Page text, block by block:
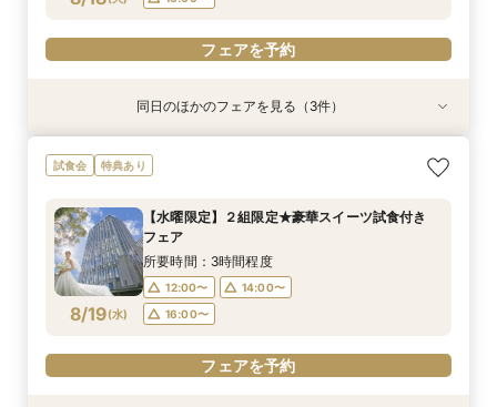
フェアを予約
特典あり
8/18(火)
【和婚希望のお2人へ】出雲の神様祀る神殿見学
＆和装体験
12:00〜
16:00〜
フェアを予約
特典あり
8/18(火)
【マタニティ＆ファミリー婚限定】挙式前後の2
泊宿泊特典付き
12:00〜
16:00〜
フェアを予約
特典あり
8/18(火)
【6名～40名＊少人数婚】少人数専用プラン×な
んでも相談フェア
12:00〜
16:00〜
フェアを予約
同日のほかのフェアを見る（3件）
試食会 特典あり
8/19(水)
【水曜限定】２組限定★豪華スイーツ試食付き
フェア
所要時間：3時間程度
12:00〜
14:00〜
16:00〜
フェアを予約